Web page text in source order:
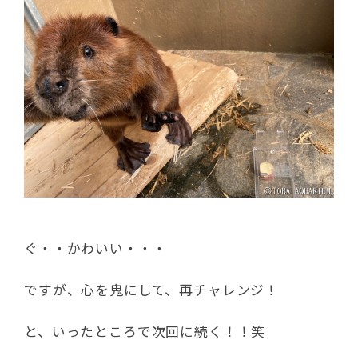
ぐ・・かわいい・・・
ですが、心を鬼にして、再チャレンジ！
と、いったところで次回に続く！！笑